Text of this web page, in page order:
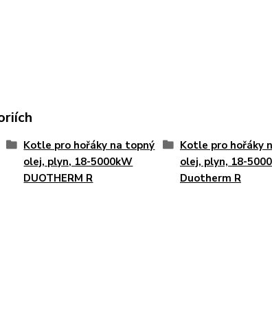
Kotle pro hořáky na topný
olej, plyn, 18-5000kW
DUOTHERM R
Kotle pro hořáky
olej, plyn, 18-
Duotherm R